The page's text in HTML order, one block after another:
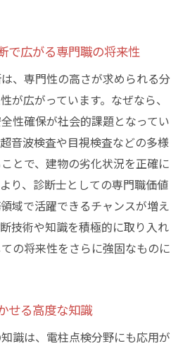
で広がる専門職の将来性
、専門性の高さが求められる分
が広がっています。なぜなら、
性確保が社会的課題となってい
音波検査や目視検査などの多様
とで、建物の劣化状況を正確に
り、診断士としての専門職価値
域で活躍できるチャンスが増え
技術や知識を積極的に取り入れ
の将来性をさらに強固なものに
せる高度な知識
識は、電柱点検分野にも応用が